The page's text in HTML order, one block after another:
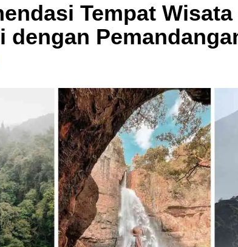
Tempat Wisata
dengan